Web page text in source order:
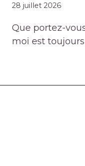
28 juillet 2026
Que portez-
moi est